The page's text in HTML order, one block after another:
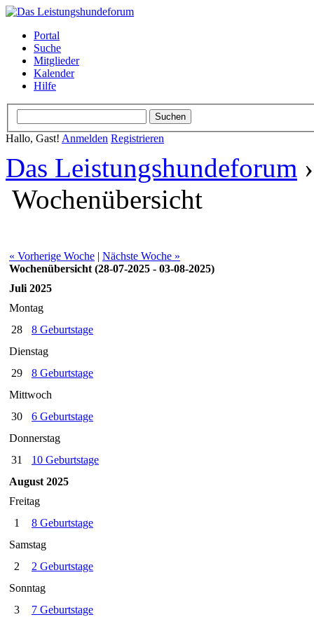
Portal
Suche
Mitglieder
Kalender
Hilfe
Hallo, Gast! Anmelden Registrieren
Das Leistungshundeforum
Wochenübersicht
« Vorherige Woche | Nächste Woche »
Wochenübersicht (28-07-2025 - 03-08-2025)
Juli 2025
Montag
28
8 Geburtstage
Dienstag
29
8 Geburtstage
Mittwoch
30
6 Geburtstage
Donnerstag
31
10 Geburtstage
August 2025
Freitag
1
8 Geburtstage
Samstag
2
2 Geburtstage
Sonntag
3
7 Geburtstage